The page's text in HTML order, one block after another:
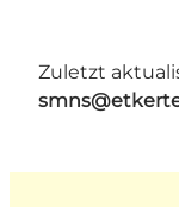
Zuletzt